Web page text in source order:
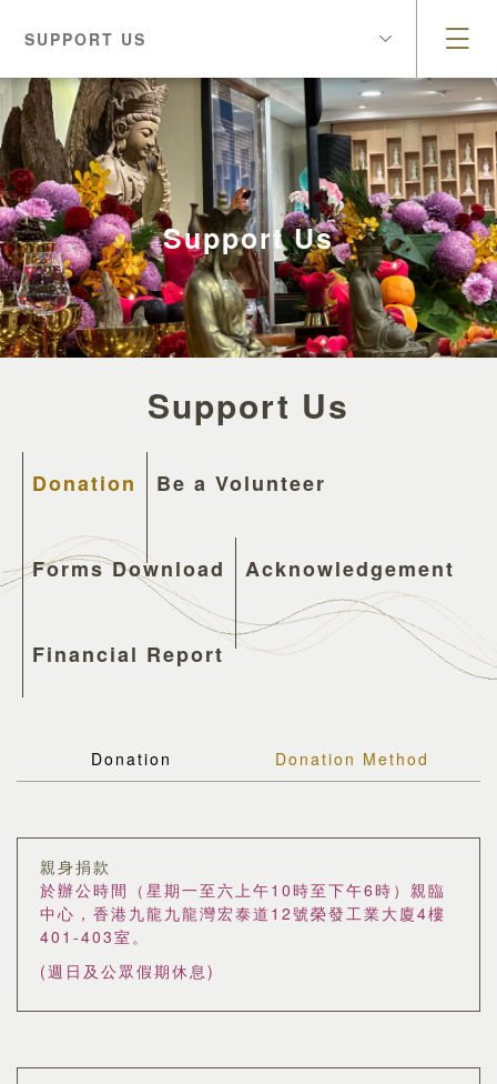
SUPPORT US
Support Us
Support Us
Donation Be a Volunteer
Forms Download Acknowledgement
Financial Report
Donation Donation Method
親身捐款
於辦公時間（星期一至六上午10時至下午6時）親臨
中心，香港九龍九龍灣宏泰道12號榮發工業大廈4樓
401-403室。
(週日及公眾假期休息)